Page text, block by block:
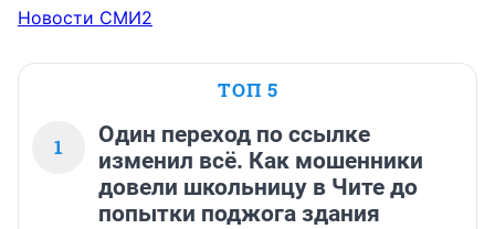
Новости СМИ2
ТОП 5
1
Один переход по ссылке
изменил всё. Как мошенники
довели школьницу в Чите до
попытки поджога здания